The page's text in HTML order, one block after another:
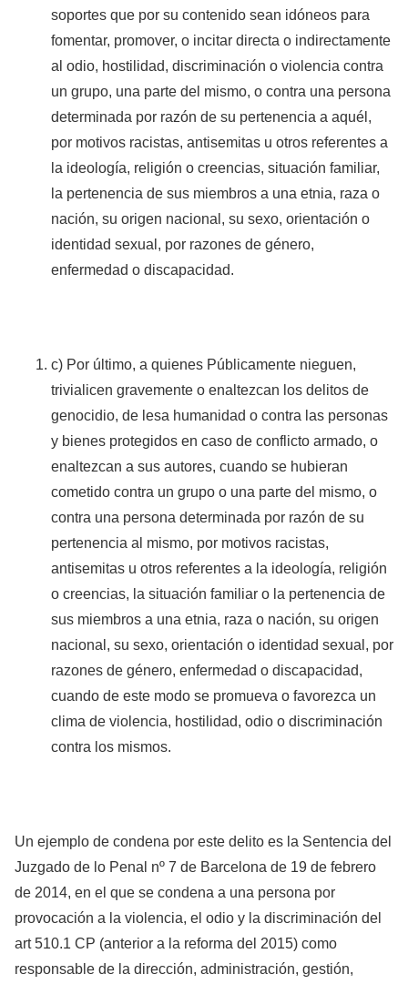
soportes que por su contenido sean idóneos para
fomentar, promover, o incitar directa o indirectamente
al odio, hostilidad, discriminación o violencia contra
un grupo, una parte del mismo, o contra una persona
determinada por razón de su pertenencia a aquél,
por motivos racistas, antisemitas u otros referentes a
la ideología, religión o creencias, situación familiar,
la pertenencia de sus miembros a una etnia, raza o
nación, su origen nacional, su sexo, orientación o
identidad sexual, por razones de género,
enfermedad o discapacidad.
c) Por último, a quienes Públicamente nieguen,
trivialicen gravemente o enaltezcan los delitos de
genocidio, de lesa humanidad o contra las personas
y bienes protegidos en caso de conflicto armado, o
enaltezcan a sus autores, cuando se hubieran
cometido contra un grupo o una parte del mismo, o
contra una persona determinada por razón de su
pertenencia al mismo, por motivos racistas,
antisemitas u otros referentes a la ideología, religión
o creencias, la situación familiar o la pertenencia de
sus miembros a una etnia, raza o nación, su origen
nacional, su sexo, orientación o identidad sexual, por
razones de género, enfermedad o discapacidad,
cuando de este modo se promueva o favorezca un
clima de violencia, hostilidad, odio o discriminación
contra los mismos.
Un ejemplo de condena por este delito es la Sentencia del
Juzgado de lo Penal nº 7 de Barcelona de 19 de febrero
de 2014, en el que se condena a una persona por
provocación a la violencia, el odio y la discriminación del
art 510.1 CP (anterior a la reforma del 2015) como
responsable de la dirección, administración, gestión,